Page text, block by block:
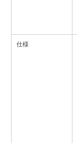
仕様